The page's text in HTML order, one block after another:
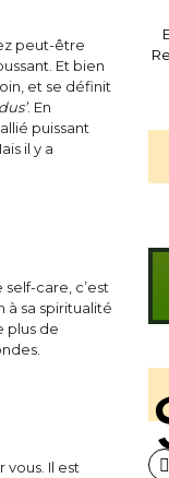
peut-être
Et bien
et se définit
. En
puissant
il y a
care, c’est
à sa spiritualité
plus de
Il est